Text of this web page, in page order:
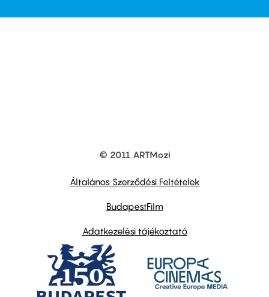
© 2011 ARTMozi
Általános Szerződési Feltételek
BudapestFilm
Adatkezelési tájékoztató